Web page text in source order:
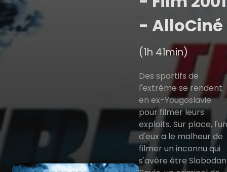
- AlloCiné
(1h 41min)
Des sportifs de
l'extrême se rendent
en ex-Yougoslavie
pour filmer leurs
exploits. Sur place, l'un
d'eux a le malheur de
filmer un inconnu qui
s'avère être Slobodan